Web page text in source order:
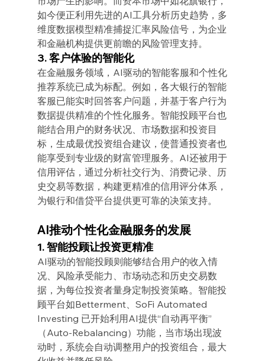
如今便正利用先进的AI工具分析历史趋势，多
维度数据模型精准捕捉汇率风险信号，为企业
和金融机构提供更前瞻的风险管理支持。
3. 客户体验的智能化
在金融服务领域，AI驱动的智能客服和个性化
推荐系统已成为标配。例如，各大银行的智能
客服已能实时回答客户问题，并基于客户行为
数据提供精准的个性化服务。智能投顾平台也
能结合用户的财务状况、市场数据和投资目
标，生成最优投资组合建议，使普通投资者也
能享受到专业级的财富管理服务。AI还被用于
信用评估，通过分析社交行为、消费记录、历
史交易等数据，构建更精准的信用评分体系，
为银行和借贷平台提供更可靠的决策支持。
AI推动个性化金融服务的发展
1. 智能投顾让投资更精准
AI驱动的智能投顾则能够结合用户的收入情
况、风险承受能力、市场动态和历史交易数
据，为每位投资者量身定制投资策略。智能投
顾平台如Betterment、SoFi Automated
Investing 已开始利用AI提供“自动再平衡”
（Auto-Rebalancing）功能，当市场出现波
动时，系统会自动调整用户的投资组合，最大